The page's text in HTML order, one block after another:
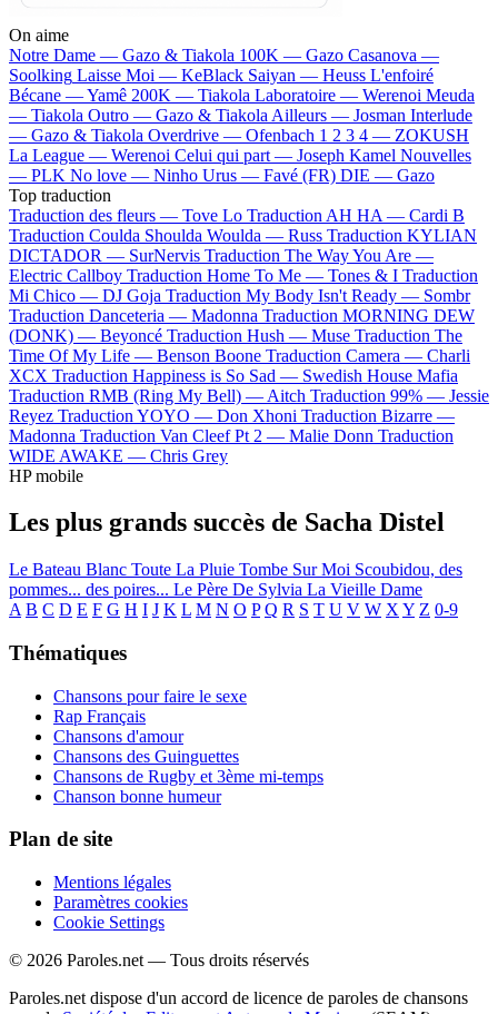
On aime
Notre Dame — Gazo & Tiakola 100K — Gazo Casanova —
Soolking Laisse Moi — KeBlack Saiyan — Heuss L'enfoiré
Bécane —Yamê 200K — Tiakola Laboratoire — Werenoi Meuda
— Tiakola Outro — Gazo & Tiakola Ailleurs — Josman Interlude
— Gazo & Tiakola Overdrive — Ofenbach 1 2 3 4 — ZOKUSH
La League — Werenoi Celui qui part — Joseph Kamel Nouvelles
— PLK No love — Ninho Urus — Favé (FR) DIE — Gazo
Top traduction
Traduction des fleurs — Tove Lo Traduction AH HA — Cardi B
Traduction Coulda Shoulda Woulda — Russ Traduction KYLIAN
DICTADOR — SurNervis Traduction The Way You Are —
Electric Callboy Traduction Home To Me — Tones & I Traduction
Mi Chico — DJ Goja Traduction My Body Isn't Ready — Sombr
Traduction Danceteria — Madonna Traduction MORNING DEW
(DONK) — Beyoncé Traduction Hush — Muse Traduction The
Time Of My Life — Benson Boone Traduction Camera — Charli
XCX Traduction Happiness is So Sad — Swedish House Mafia
Traduction RMB (Ring My Bell) — Aitch Traduction 99% — Jessie
Reyez Traduction YOYO — Don Xhoni Traduction Bizarre —
Madonna Traduction Van Cleef Pt 2 — Malie Donn Traduction
WIDE AWAKE — Chris Grey
HP mobile
Les plus grands succès de Sacha Distel
Le Bateau Blanc Toute La Pluie Tombe Sur Moi Scoubidou, des
pommes... des poires... Le Père De Sylvia La Vieille Dame
A B C D E F G H I J K L M N O P Q R S T U V W X Y Z 0-9
Thématiques
Chansons pour faire le sexe
Rap Français
Chansons d'amour
Chansons des Guinguettes
Chansons de Rugby et 3ème mi-temps
Chanson bonne humeur
Plan de site
Mentions légales
Paramètres cookies
Cookie Settings
© 2026 Paroles.net — Tous droits réservés
Paroles.net dispose d'un accord de licence de paroles de chansons